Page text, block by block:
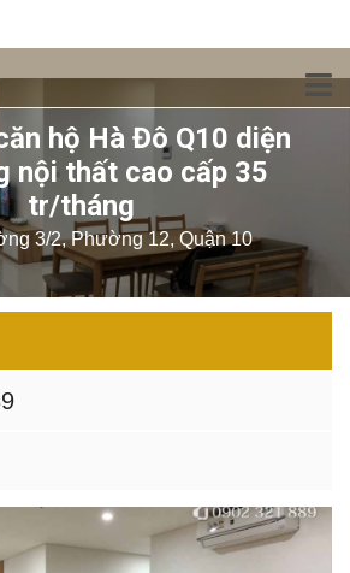
hộ Hà Đô Q10 diện
nội thất cao cấp 35
tr/tháng
3/2, Phường 12, Quận 10